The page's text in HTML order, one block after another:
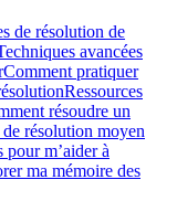
de résolution de
avancées
Comment pratiquer
Ressources
résoudre un
résolution moyen
m’aider à
ma mémoire des